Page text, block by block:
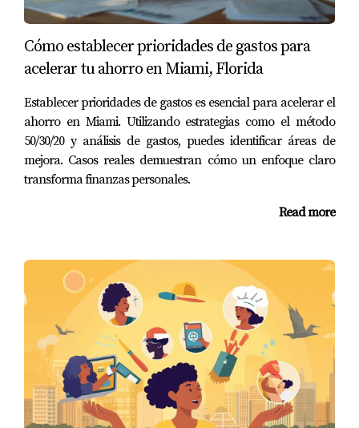
ingresos pasivos. Aunque al principio se sentía
educó a través de libros y cursos en línea. Comenzó
invirtiendo pequeñas cantidades y reinvirtiendo sus
ganancias. Con el tiempo, sus inversiones comenzaron a
crecer y a generar dividendos. Ana utilizó estos ingresos
adicionales para aumentar su fondo de emergencia y
mejorar su capacidad para solicitar un préstamo en el
futuro. Su historia demuestra que con paciencia y
educación financiera, cualquier persona puede hacer
Conclusión
Generar ingresos adicionales antes de realizar una
compra importante en Miami no es solo una estrategia
inteligente; es un camino hacia la libertad financiera. Ya
sea alquilando una propiedad, ofreciendo tus
habilidades como freelancer o invirtiendo sabiamente,
hay múltiples formas de aumentar tus finanzas
Cómo establecer prioridades de gastos para
acelerar tu ahorro en Miami, Florida
Establecer prioridades de gastos es esencial para acelerar el
ahorro en Miami. Utilizando estrategias como el método
50/30/20 y análisis de gastos, puedes identificar áreas de
mejora. Casos reales demuestran cómo un enfoque claro
transforma finanzas personales.
Read more